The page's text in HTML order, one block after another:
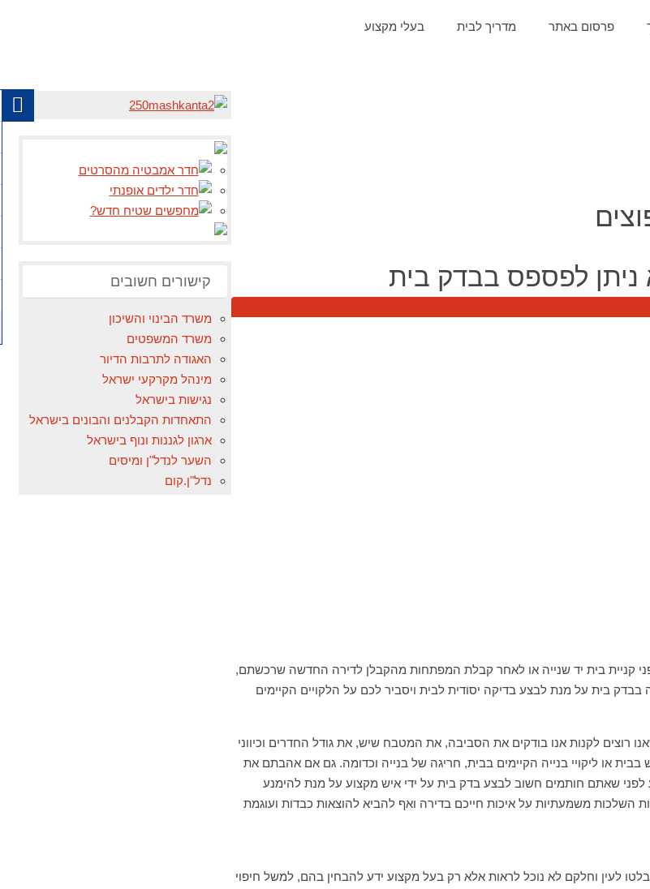
פרסום באתר מדריך לבית בעלי מקצוע
ניתן לפספס בבדק בית
קניית בית יד שנייה או לאחר קבלת המפתחות מהקבלן לדירה החדשה שרכשתם,
בית על מנת לבצע בדיקה יסודית לבית ויסביר לכם על הלקויים הקיימים
רוצים לקנות אנו בודקים את הסביבה, את המטבח שיש, את גודל החדרים וכיווני
בבית או ליקויי בנייה הקיימים בבית, חריגה של בנייה וכדומה. גם אם אהבתם את
שאתם חותמים חשוב לבצע בדק בית על ידי איש מקצוע על מנת להימנע
השלכות משמעתיות על איכות חייכם בדירה ואף להביא להוצאות כבדות ועוגמת
לעין וחלקם לא נוכל לראות אלא רק בעל מקצוע ידע להבחין בהם, למשל חיפוי
קישורים חשובים
משרד הבינוי והשיכון
משרד המשפטים
האגודה לתרבות הדיור
מינהל מקרקעי ישראל
נגישות בישראל
התאחדות הקבלנים והבונים בישראל
ארגון לגננות ונוף בישראל
השער לנדל"ן ומיסים
נדל"ן.קום